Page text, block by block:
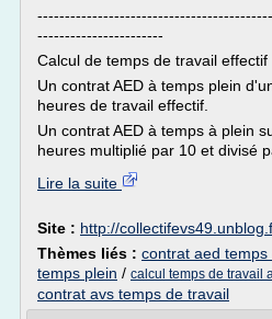
-----------------------
Calcul de temps de travail effectif
Un contrat AED à temps plein
heures de travail effectif.
Un contrat AED à temps à plein
heures multiplié par 10 et divisé
Lire la suite
Site : http://
Thèmes liés : contrat aed temps
temps plein / calcul temps de travail
contrat avs temps de travail